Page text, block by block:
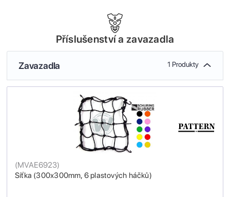
Příslušenství a zavazadla
Zavazadla 1 Produkty
Síťka (300x300mm, 6 plastových háčků)
(MVAE6923)